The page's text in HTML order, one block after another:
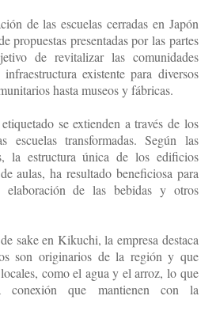
de las escuelas cerradas en Japón
propuestas presentadas por las partes
de revitalizar las comunidades
existente para diversos
hasta museos y fábricas.
se extienden a través de los
escuelas transformadas. Según las
la estructura única de los edificios
aulas, ha resultado beneficiosa para
de las bebidas y otros
sake en Kikuchi, la empresa destaca
son originarios de la región y que
como el agua y el arroz, lo que
conexión que mantienen con la